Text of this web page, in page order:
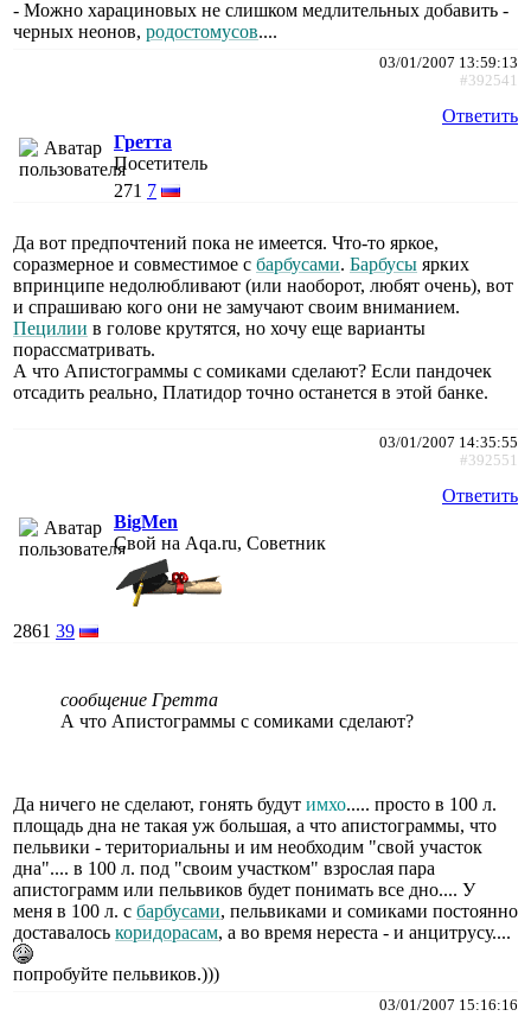
- Можно харациновых не слишком медлительных добавить -
черных неонов, родостомусов....
03/01/2007 13:59:13
#392541
Ответить
Гретта
Посетитель
271 7
Да вот предпочтений пока не имеется. Что-то яркое,
соразмерное и совместимое с барбусами. Барбусы ярких
впринципе недолюбливают (или наоборот, любят очень), вот
и спрашиваю кого они не замучают своим вниманием.
Пецилии в голове крутятся, но хочу еще варианты
порассматривать.
А что Апистограммы с сомиками сделают? Если пандочек
отсадить реально, Платидор точно останется в этой банке.
03/01/2007 14:35:55
#392551
Ответить
BigMen
Свой на Aqa.ru, Советник
2861 39
сообщение Гретта
А что Апистограммы с сомиками сделают?
Да ничего не сделают, гонять будут имхо..... просто в 100 л.
площадь дна не такая уж большая, а что апистограммы, что
пельвики - териториальны и им необходим "свой участок
дна".... в 100 л. под "своим участком" взрослая пара
апистограмм или пельвиков будет понимать все дно.... У
меня в 100 л. с барбусами, пельвиками и сомиками постоянно
доставалось коридорасам, а во время нереста - и анцитрусу....
попробуйте пельвиков.)))
03/01/2007 15:16:16